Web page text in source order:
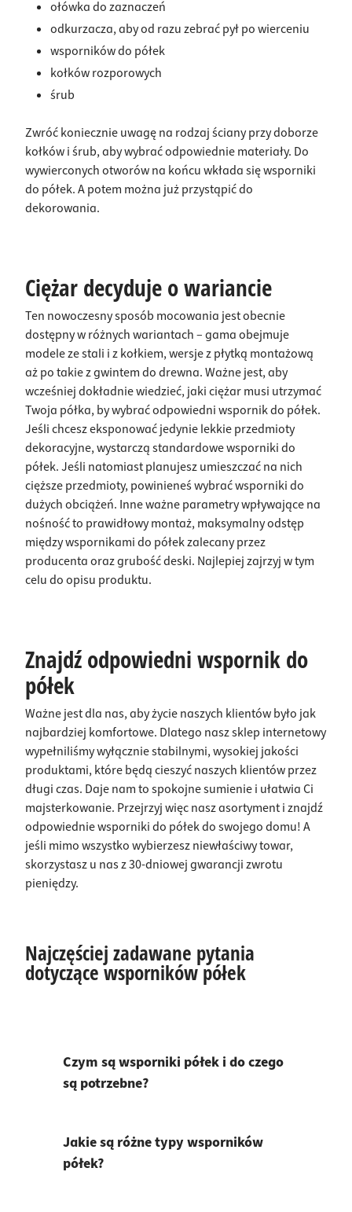
ołówka do zaznaczeń
odkurzacza, aby od razu zebrać pył po wierceniu
wsporników do półek
kołków rozporowych
śrub
Zwróć koniecznie uwagę na rodzaj ściany przy doborze
kołków i śrub, aby wybrać odpowiednie materiały. Do
wywierconych otworów na końcu wkłada się wsporniki
do półek. A potem można już przystąpić do
dekorowania.
Ciężar decyduje o wariancie
Ten nowoczesny sposób mocowania jest obecnie
dostępny w różnych wariantach – gama obejmuje
modele ze stali i z kołkiem, wersje z płytką montażową
aż po takie z gwintem do drewna. Ważne jest, aby
wcześniej dokładnie wiedzieć, jaki ciężar musi utrzymać
Twoja półka, by wybrać odpowiedni wspornik do półek.
Jeśli chcesz eksponować jedynie lekkie przedmioty
dekoracyjne, wystarczą standardowe wsporniki do
półek. Jeśli natomiast planujesz umieszczać na nich
cięższe przedmioty, powinieneś wybrać wsporniki do
dużych obciążeń. Inne ważne parametry wpływające na
nośność to prawidłowy montaż, maksymalny odstęp
między wspornikami do półek zalecany przez
producenta oraz grubość deski. Najlepiej zajrzyj w tym
celu do opisu produktu.
Znajdź odpowiedni wspornik do
półek
Ważne jest dla nas, aby życie naszych klientów było jak
najbardziej komfortowe. Dlatego nasz sklep internetowy
wypełniliśmy wyłącznie stabilnymi, wysokiej jakości
produktami, które będą cieszyć naszych klientów przez
długi czas. Daje nam to spokojne sumienie i ułatwia Ci
majsterkowanie. Przejrzyj więc nasz asortyment i znajdź
odpowiednie wsporniki do półek do swojego domu! A
jeśli mimo wszystko wybierzesz niewłaściwy towar,
skorzystasz u nas z 30-dniowej gwarancji zwrotu
pieniędzy.
Najczęściej zadawane pytania
dotyczące wsporników półek
Czym są wsporniki półek i do czego
są potrzebne?
Jakie są różne typy wsporników
półek?